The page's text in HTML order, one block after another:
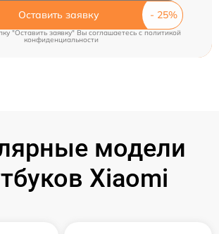
Оставить заявку
"Оставить заявку" Вы соглашаетесь cполитикой
конфиденциальности
модели
Xiaomi